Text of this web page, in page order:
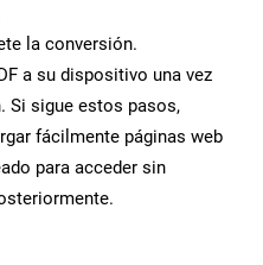
la conversión.
a su dispositivo una vez
Si sigue estos pasos,
fácilmente páginas web
para acceder sin